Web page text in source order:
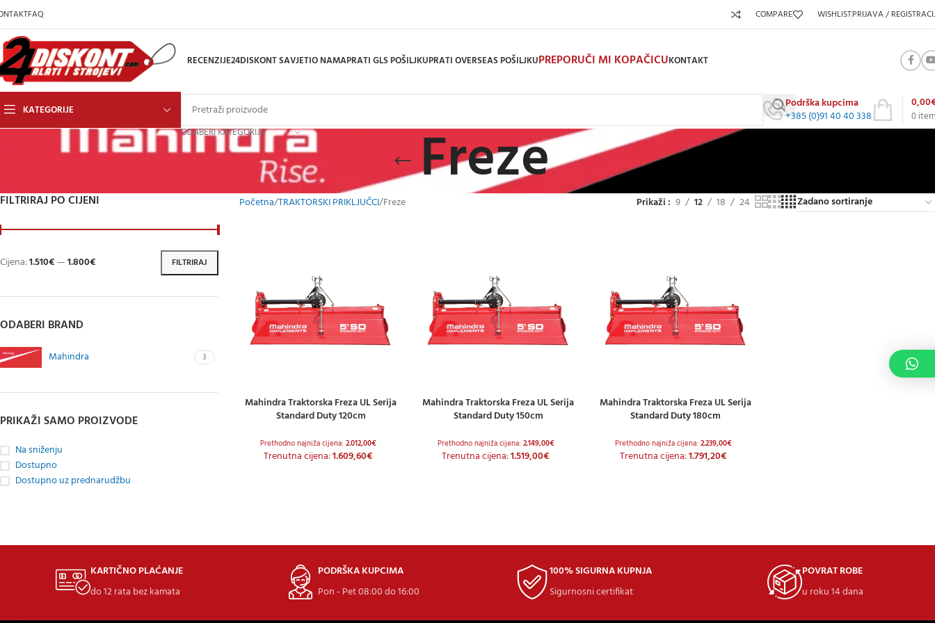
FAQ COMPARE WISHLISTPRIJAVA /
RECENZIJE24DISKONT SAVJETIO NAMAPRATI GLS POŠILJKUPRATI OVERSEAS POŠILJKUPREPORUČI MI KOPAČICUKONTAKT
KATEGORIJE
ODABERI KATEGORIJU
Podrška kupcima
+385 (0)91 40 40 338
0
0,00
Freze
FILTRIRAJ PO CIJENI
FILTRIRAJ
Cijena:1.510€—1.800€
ODABERI BRAND
Mahindra 3
PRIKAŽI SAMO PROIZVODE
Na sniženju
Dostupno
Dostupno uz prednarudžbu
Početna TRAKTORSKI PRIKLJUČCI Freze Prikaži 9 12 18 24
DODAJ U KOŠARICU
Mahindra Traktorska Freza UL Serija
Standard Duty 120cm
Prethodno najniža cijena:2.012,00€
Trenutna cijena:1.609,60€
DODAJ U KOŠARICU
Mahindra Traktorska Freza UL Serija
Standard Duty 150cm
Prethodno najniža cijena: 2.149,00€
Trenutna cijena:1.519,00€
DODAJ U KOŠARICU
Mahindra Traktorska Freza UL Serija
Standard Duty 180cm
Prethodno najniža cijena: 2.239,00€
Trenutna cijena:1.791,20€
KARTIČNO PLAĆANJE
do 12 rata bez kamata
PODRŠKA KUPCIMA
Pon - Pet 08:00 do 16:00
100% SIGURNA KUPNJA
Sigurnosni certifikat
POVRAT ROBE
u roku 14 dana